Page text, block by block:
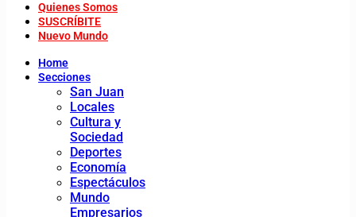
Quienes Somos
SUSCRÍBITE
Nuevo Mundo
Home
Secciones
San Juan
Locales
Cultura y
Sociedad
Deportes
Economía
Espectáculos
Mundo
Empresarios